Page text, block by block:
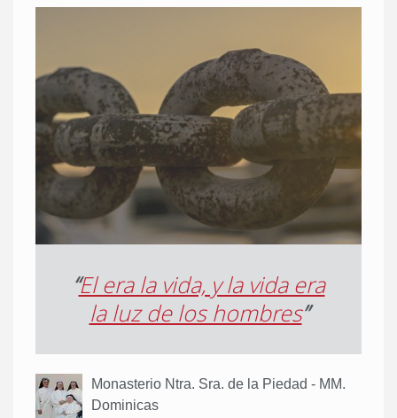
“El era la vida, y la vida era
la luz de los hombres”
Monasterio Ntra. Sra. de la Piedad - MM.
Dominicas